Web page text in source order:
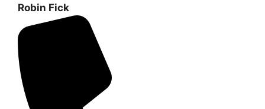
Robin Fick